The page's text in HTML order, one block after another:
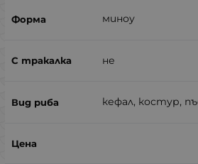
миноу
не
кефал, костур,